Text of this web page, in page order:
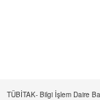
TÜBİTAK- Bilgi İşlem Daire